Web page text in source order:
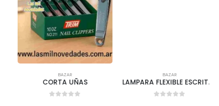
BAZAR
CORTA UÑAS
BAZAR
LAMPARA FLEXIBLE ESCRITORIO